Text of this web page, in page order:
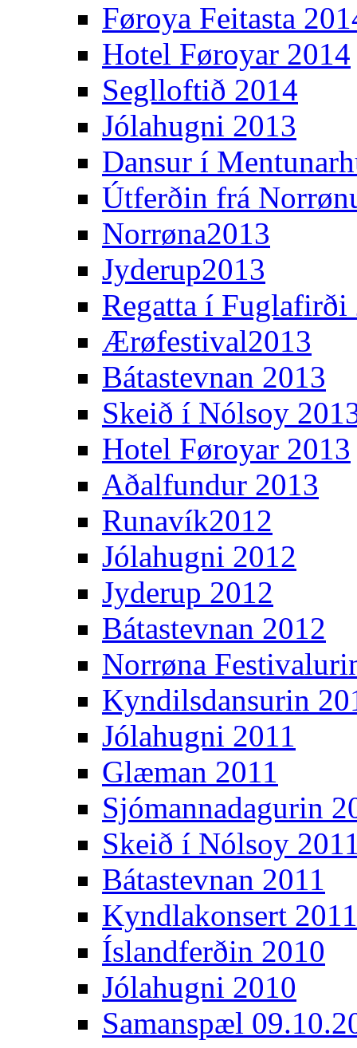
Føroya Feitasta
Hotel Føroyar 2014
Seglloftið 2014
Jólahugni 2013
Dansur í
Útferðin frá
Norrøna2013
Jyderup2013
Regatta í Fuglafirði
Ærøfestival2013
Bátastevnan 2013
Skeið í Nólsoy
Hotel Føroyar 2013
Aðalfundur 2013
Runavík2012
Jólahugni 2012
Jyderup 2012
Bátastevnan 2012
Norrøna
Kyndilsdansurin
Jólahugni 2011
Glæman 2011
Sjómannadagurin
Skeið í Nólsoy
Bátastevnan 2011
Kyndlakonsert 2011
Íslandferðin 2010
Jólahugni 2010
Samanspæl